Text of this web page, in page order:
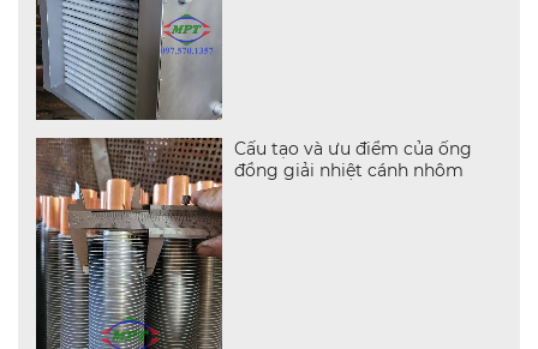
Cấu tạo và ưu điểm của ống
đồng giải nhiệt cánh nhôm